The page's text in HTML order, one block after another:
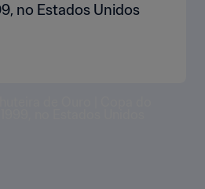
no Estados Unidos